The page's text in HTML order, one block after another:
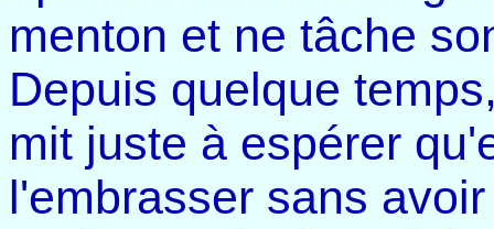
menton et ne tâche
Depuis quelque
mit juste à espérer
l'embrasser sans